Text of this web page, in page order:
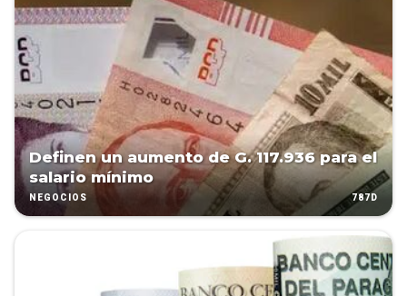
Definen un aumento de G. 117.936 para el
salario mínimo
NEGOCIOS 787D